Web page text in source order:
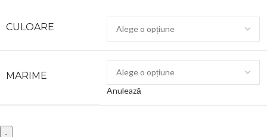
CULOARE
MARIME
Anulează